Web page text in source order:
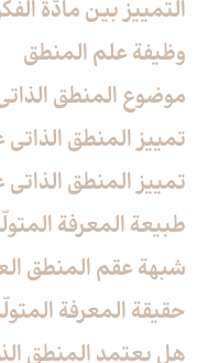
التمييز بين مادّة
وظيفة علم المنطق
موضوع المنطق
تمييز المنطق
تمييز المنطق
طبيعة المعرفة
شبهة عقم المنطق
حقيقة المعرفة
هل يعتمد المنطق